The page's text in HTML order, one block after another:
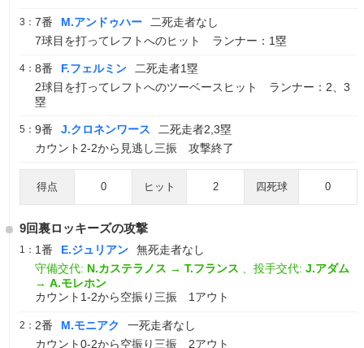
3： 7番 M.アンドゥハー
二死走者なし
7球目を打ってレフトへのヒット ランナー：1塁
4： 8番 F.フェルミン
二死走者1塁
2球目を打ってレフトへのツーベースヒット ランナー：2、3
塁
5： 9番 J.クロネンワース
二死走者2,3塁
カウント2-2から見逃し三振 攻撃終了
得点 0 ヒット 2 四死球 0
9回裏ロッキーズの攻撃
1： 1番 E.ジュリアン
無死走者なし
守備交代: N.カステラノス → T.フランス 、投手交代: J.アダム
→ A.モレホン
カウント1-2から空振り三振 1アウト
2： 2番 M.モニアク
一死走者なし
カウント0-2から空振り三振 2アウト